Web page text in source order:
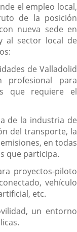
el empleo local,
de la posición
nueva sede en
al sector local de
de Valladolid
profesional para
que requiere el
de la industria de
del transporte, la
en todas
que participa.
proyectos-piloto
vehículo
etc.
un entorno